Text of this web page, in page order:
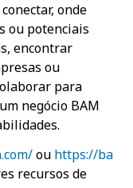
onde
ou potenciais
encontrar
ou
para
negócio BAM
ou https://ba
recursos de